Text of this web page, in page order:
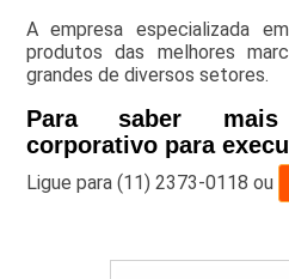
A empresa especializada
produtos das melhores
grandes de diversos setores.
Para saber
corporativo para
Ligue para (11) 2373-0118 ou